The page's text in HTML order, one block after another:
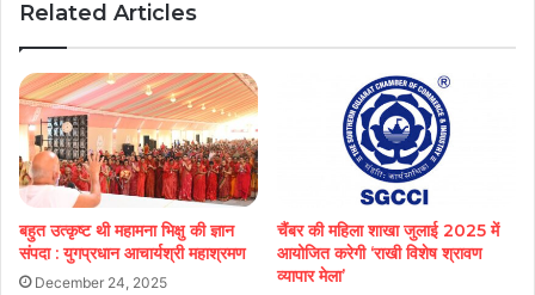
Related Articles
बहुत उत्कृष्ट थी महामना भिक्षु की ज्ञान
संपदा : युगप्रधान आचार्यश्री महाश्रमण
December 24, 2025
चैंबर की महिला शाखा जुलाई 2025 में
आयोजित करेगी ‘राखी विशेष श्रावण
व्यापार मेला’